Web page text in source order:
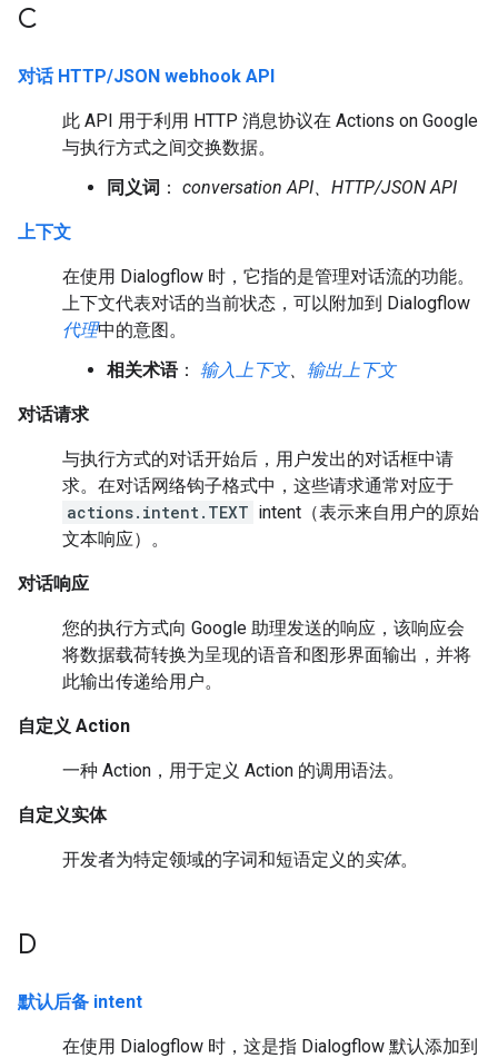
C
对话 HTTP/JSON webhook API
此 API 用于利用 HTTP 消息协议在 Actions on Google
与执行方式之间交换数据。
同义词 ： conversation API、HTTP/JSON API
上下文
在使用 Dialogflow 时，它指的是管理对话流的功能。
上下文代表对话的当前状态，可以附加到 Dialogflow
代理中的意图。
相关术语： 输入上下文、 输出上下文
对话请求
与执行方式的对话开始后，用户发出的对话框中请
求。在对话网络钩子格式中，这些请求通常对应于
actions.intent.TEXT intent（表示来自用户的原始
文本响应）。
对话响应
您的执行方式向 Google 助理发送的响应，该响应会
将数据载荷转换为呈现的语音和图形界面输出，并将
此输出传递给用户。
自定义 Action
一种 Action，用于定义 Action 的调用语法。
自定义实体
开发者为特定领域的字词和短语定义的实体。
D
默认后备 intent
在使用 Dialogflow 时，这是指 Dialogflow 默认添加到